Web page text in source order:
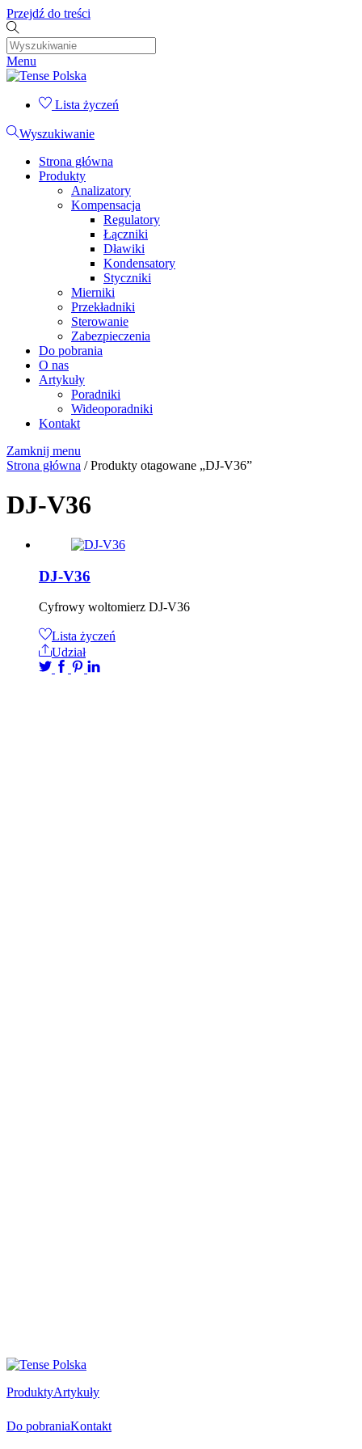
Przejdź do treści
Menu
Lista życzeń
Wyszukiwanie
Strona główna
Produkty
Analizatory
Kompensacja
Regulatory
Łączniki
Dławiki
Kondensatory
Styczniki
Mierniki
Przekładniki
Sterowanie
Zabezpieczenia
Do pobrania
O nas
Artykuły
Poradniki
Wideoporadniki
Kontakt
Zamknij menu
Strona główna / Produkty otagowane „DJ-V36”
DJ-V36
DJ-V36
Cyfrowy woltomierz DJ-V36
Lista życzeń
Udział
ProduktyArtykuły
Do pobraniaKontakt